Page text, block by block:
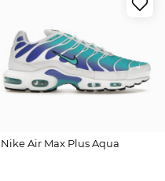
Nike Air Max Plus Aqua